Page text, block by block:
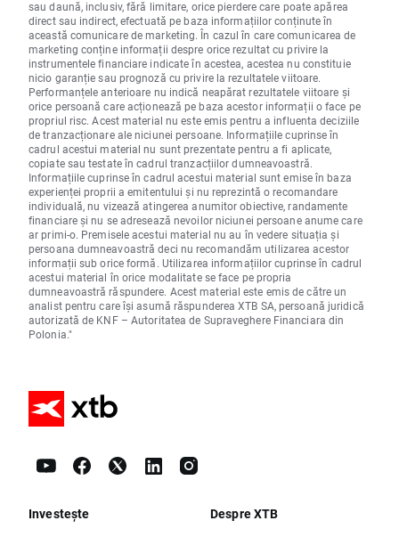
sau daună, inclusiv, fără limitare, orice pierdere care poate apărea
direct sau indirect, efectuată pe baza informațiilor conținute în
această comunicare de marketing. În cazul în care comunicarea de
marketing conține informații despre orice rezultat cu privire la
instrumentele financiare indicate în acestea, acestea nu constituie
nicio garanție sau prognoză cu privire la rezultatele viitoare.
Performanțele anterioare nu indică neapărat rezultatele viitoare și
orice persoană care acționează pe baza acestor informații o face pe
propriul risc. Acest material nu este emis pentru a influenta deciziile
de tranzacționare ale niciunei persoane. Informațiile cuprinse în
cadrul acestui material nu sunt prezentate pentru a fi aplicate,
copiate sau testate în cadrul tranzacțiilor dumneavoastră.
Informațiile cuprinse în cadrul acestui material sunt emise în baza
experienței proprii a emitentului și nu reprezintă o recomandare
individuală, nu vizează atingerea anumitor obiective, randamente
financiare și nu se adresează nevoilor niciunei persoane anume care
ar primi-o. Premisele acestui material nu au în vedere situația și
persoana dumneavoastră deci nu recomandăm utilizarea acestor
informații sub orice formă. Utilizarea informațiilor cuprinse în cadrul
acestui material în orice modalitate se face pe propria
dumneavoastră răspundere. Acest material este emis de către un
analist pentru care își asumă răspunderea XTB SA, persoană juridică
autorizată de KNF – Autoritatea de Supraveghere Financiara din
Polonia."
Investește Despre XTB